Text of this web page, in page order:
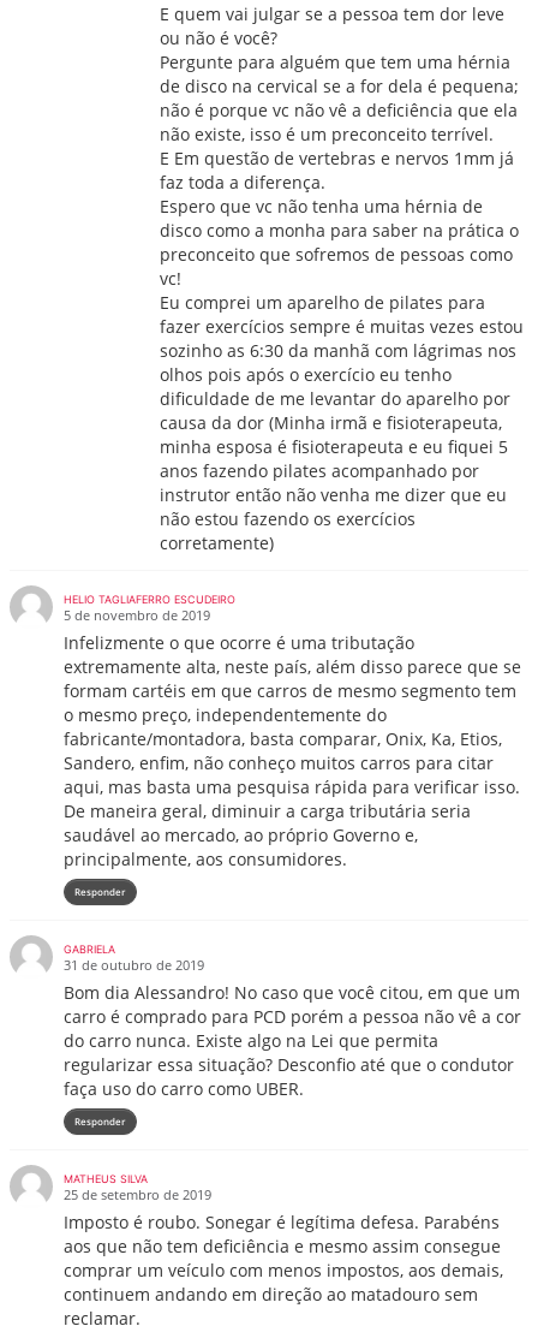
E quem vai julgar se a pessoa tem dor leve
ou não é você?
Pergunte para alguém que tem uma hérnia
de disco na cervical se a for dela é pequena;
não é porque vc não vê a deficiência que ela
não existe, isso é um preconceito terrível.
E Em questão de vertebras e nervos 1mm já
faz toda a diferença.
Espero que vc não tenha uma hérnia de
disco como a monha para saber na prática o
preconceito que sofremos de pessoas como
vc!
Eu comprei um aparelho de pilates para
fazer exercícios sempre é muitas vezes estou
sozinho as 6:30 da manhã com lágrimas nos
olhos pois após o exercício eu tenho
dificuldade de me levantar do aparelho por
causa da dor (Minha irmã e fisioterapeuta,
minha esposa é fisioterapeuta e eu fiquei 5
anos fazendo pilates acompanhado por
instrutor então não venha me dizer que eu
não estou fazendo os exercícios
corretamente)
HELIO TAGLIAFERRO ESCUDEIRO
5 de novembro de 2019
Infelizmente o que ocorre é uma tributação
extremamente alta, neste país, além disso parece que se
formam cartéis em que carros de mesmo segmento tem
o mesmo preço, independentemente do
fabricante/montadora, basta comparar, Onix, Ka, Etios,
Sandero, enfim, não conheço muitos carros para citar
aqui, mas basta uma pesquisa rápida para verificar isso.
De maneira geral, diminuir a carga tributária seria
saudável ao mercado, ao próprio Governo e,
principalmente, aos consumidores.
Responder
GABRIELA
31 de outubro de 2019
Bom dia Alessandro! No caso que você citou, em que um
carro é comprado para PCD porém a pessoa não vê a cor
do carro nunca. Existe algo na Lei que permita
regularizar essa situação? Desconfio até que o condutor
faça uso do carro como UBER.
Responder
MATHEUS SILVA
25 de setembro de 2019
Imposto é roubo. Sonegar é legítima defesa. Parabéns
aos que não tem deficiência e mesmo assim consegue
comprar um veículo com menos impostos, aos demais,
continuem andando em direção ao matadouro sem
reclamar.